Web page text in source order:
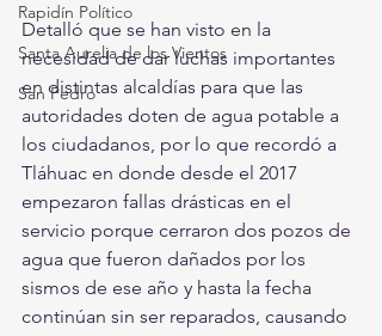
Rapidín Político
Santa Aurelia de los Vientos
San Pedro
Detalló que se han visto en la
necesidad de dar luchas importantes
en distintas alcaldías para que las
autoridades doten de agua potable a
los ciudadanos, por lo que recordó a
Tláhuac en donde desde el 2017
empezaron fallas drásticas en el
servicio porque cerraron dos pozos de
agua que fueron dañados por los
sismos de ese año y hasta la fecha
continúan sin ser reparados, causando